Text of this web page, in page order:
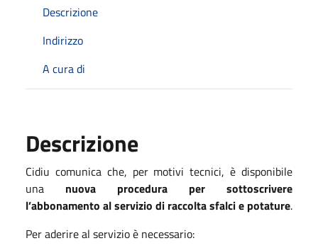
Descrizione
Indirizzo
A cura di
Descrizione
Cidiu comunica che, per motivi tecnici, è disponibile
una nuova procedura per sottoscrivere
l’abbonamento al servizio di raccolta sfalci e potature.
Per aderire al servizio è necessario: